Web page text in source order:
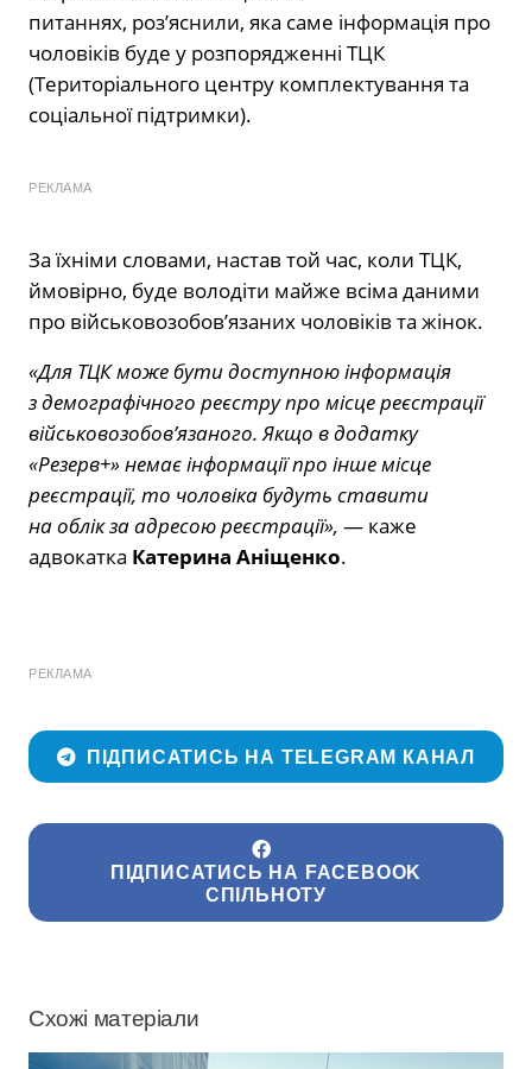
питаннях, роз’яснили, яка саме інформація про
чоловіків буде у розпорядженні ТЦК
(Територіального центру комплектування та
соціальної підтримки).
РЕКЛАМА
За їхніми словами, настав той час, коли ТЦК,
ймовірно, буде володіти майже всіма даними
про військовозобов’язаних чоловіків та жінок.
«Для ТЦК може бути доступною інформація
з демографічного реєстру про місце реєстрації
військовозобов’язаного. Якщо в додатку
«Резерв+» немає інформації про інше місце
реєстрації, то чоловіка будуть ставити
на облік за адресою реєстрації», — каже
адвокатка Катерина Аніщенко.
РЕКЛАМА
ПІДПИСАТИСЬ НА TELEGRAM КАНАЛ
ПІДПИСАТИСЬ НА FACEBOOK
СПІЛЬНОТУ
Схожі матеріали